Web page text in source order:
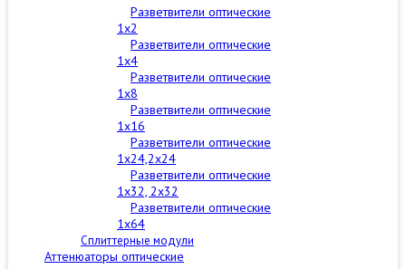
Разветвители оптические
1x2
Разветвители оптические
1x4
Разветвители оптические
1x8
Разветвители оптические
1x16
Разветвители оптические
1x24,2x24
Разветвители оптические
1x32, 2x32
Разветвители оптические
1x64
Сплиттерные модули
Аттенюаторы оптические